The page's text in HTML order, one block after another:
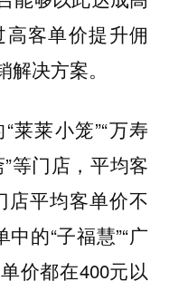
客单价提升佣
解决方案。
莱莱小笼”“万寿
”等门店，平均客
店平均客单价不
的“子福慧”“广
价都在400元以